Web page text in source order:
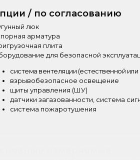
/ по согласованию
люк
арматура
плита
для безопасной
система вентеляции (естественной или
взрывобезопасное освещение
щиты управления (ШУ)
датчики загазованности, система
система пожаротушения